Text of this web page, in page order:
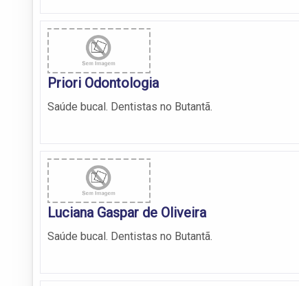
Priori Odontologia
Saúde bucal. Dentistas no Butantã.
Luciana Gaspar de Oliveira
Saúde bucal. Dentistas no Butantã.